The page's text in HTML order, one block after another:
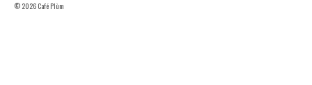
© 2026 Café Plùm